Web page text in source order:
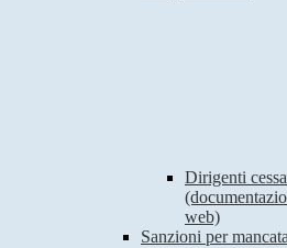
Dirigenti
web)
Sanzioni per